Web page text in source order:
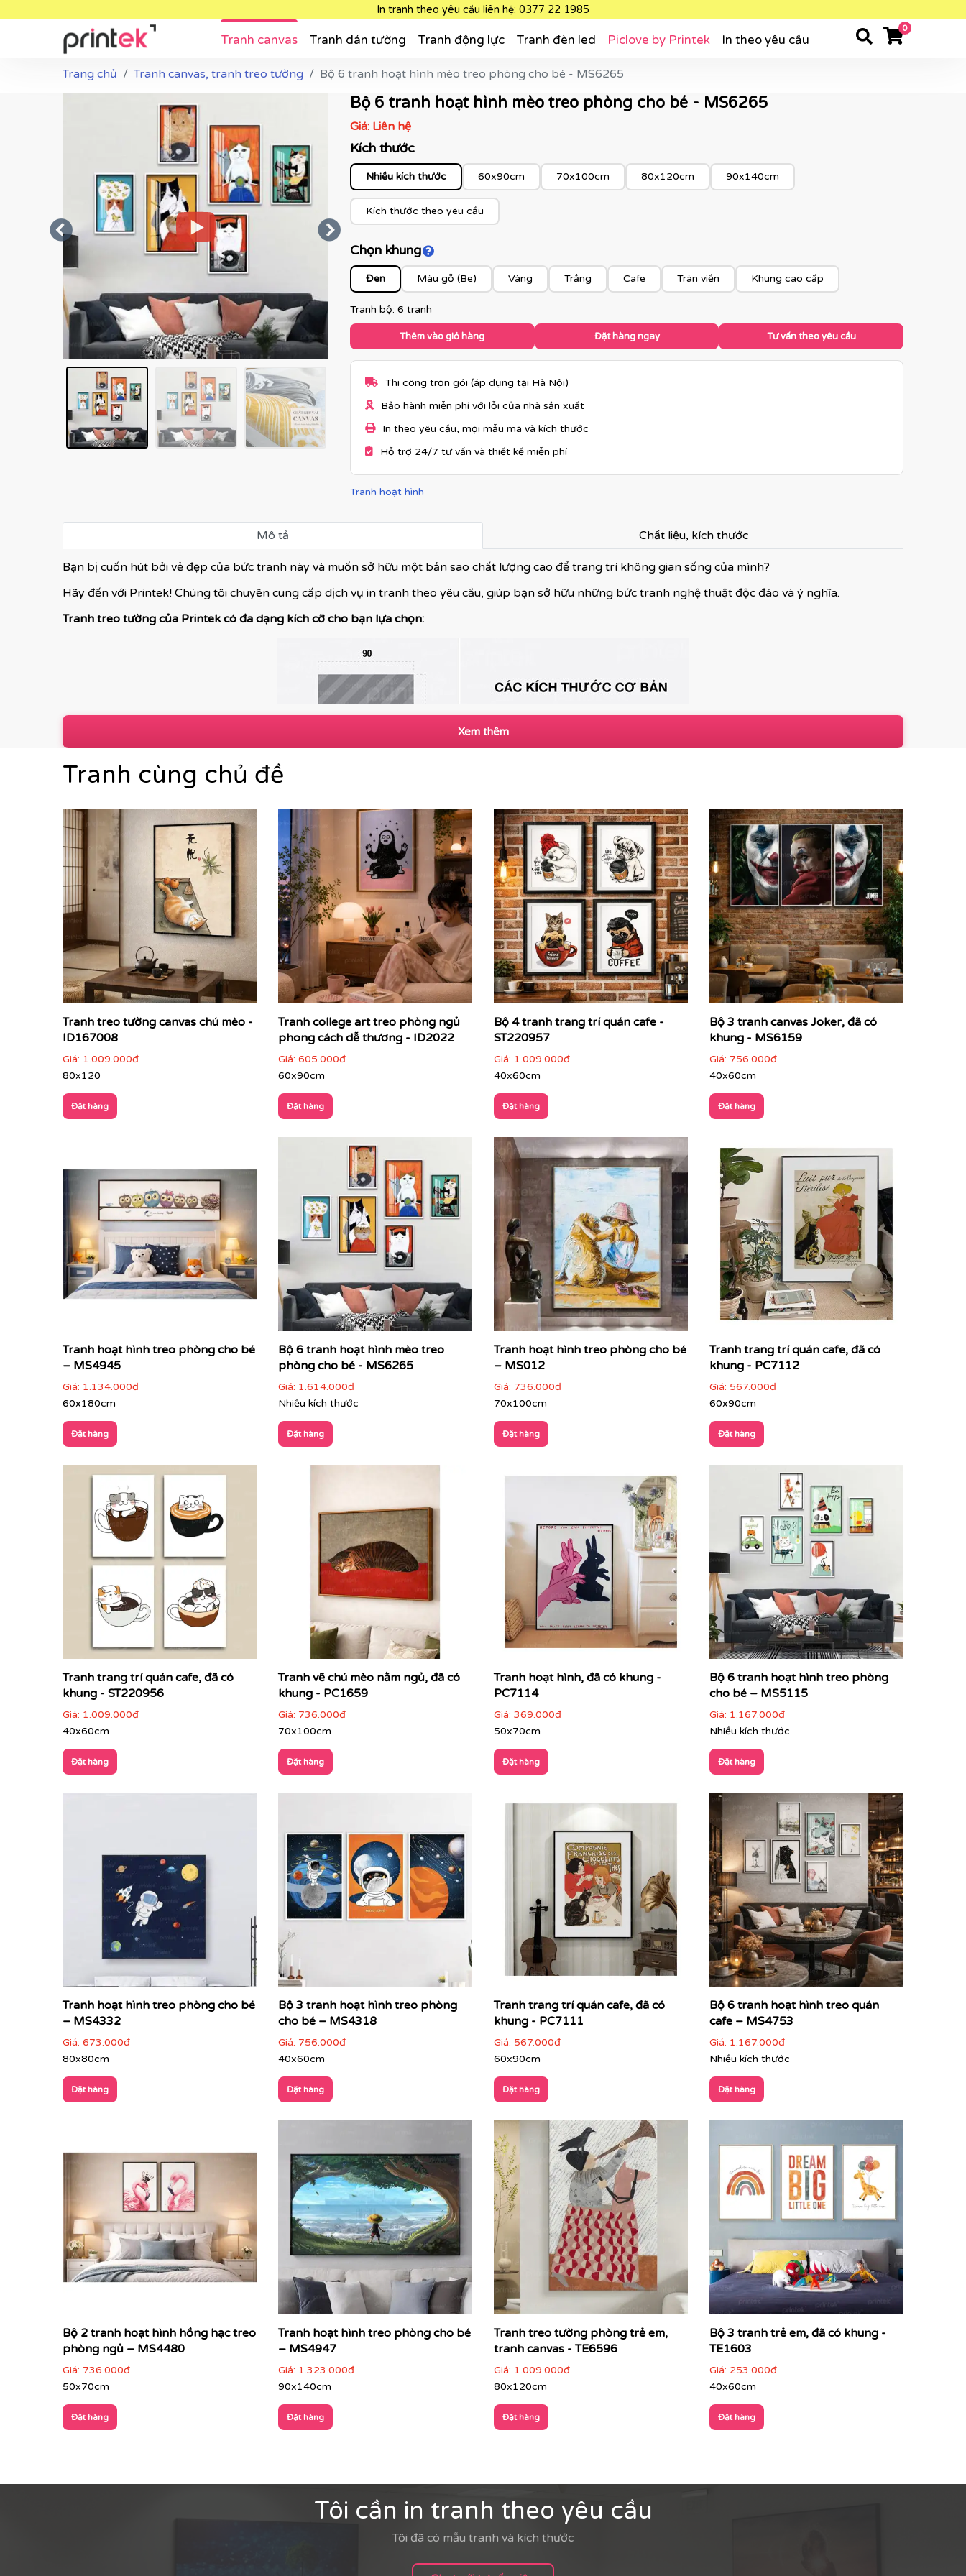
In tranh theo yêu cầu liên hệ: 0377 22 1985
Tranh canvas Tranh dán tường Tranh động lực Tranh đèn led Piclove by Printek In theo yêu cầu
0
Trang chủ Tranh canvas, tranh treo tường Bộ 6 tranh hoạt hình mèo treo phòng cho bé - MS6265
Bộ 6 tranh hoạt hình mèo treo phòng cho bé - MS6265
Giá: Liên hệ
Kích thước
Nhiều kích thước 60x90cm 70x100cm 80x120cm 90x140cm
Kích thước theo yêu cầu
Chọn khungClick để xem màu khung
Đen Màu gỗ (Be) Vàng Trắng Cafe Tràn viền Khung cao cấp
Tranh bộ: 6 tranh
Thêm vào giỏ hàng Đặt hàng ngay Tư vấn theo yêu cầu
Thi công trọn gói (áp dụng tại Hà Nội)
Bảo hành miễn phí với lỗi của nhà sản xuất
In theo yêu cầu, mọi mẫu mã và kích thước
Hỗ trợ 24/7 tư vấn và thiết kế miễn phí
Tranh hoạt hình
Mô tả Chất liệu, kích thước
Bạn bị cuốn hút bởi vẻ đẹp của bức tranh này và muốn sở hữu một bản sao chất lượng cao để trang trí không gian sống của mình?
Hãy đến với Printek! Chúng tôi chuyên cung cấp dịch vụ in tranh theo yêu cầu, giúp bạn sở hữu những bức tranh nghệ thuật độc đáo và ý nghĩa.
Tranh treo tường của Printek có đa dạng kích cỡ cho bạn lựa chọn:
Xem thêm
Tranh cùng chủ đề
Tranh treo tường canvas chú mèo -
ID167008
Giá: 1.009.000đ
80x120
Đặt hàng
Tranh college art treo phòng ngủ
phong cách dễ thương - ID2022
Giá: 605.000đ
60x90cm
Đặt hàng
Bộ 4 tranh trang trí quán cafe -
ST220957
Giá: 1.009.000đ
40x60cm
Đặt hàng
Bộ 3 tranh canvas Joker, đã có
khung - MS6159
Giá: 756.000đ
40x60cm
Đặt hàng
Tranh hoạt hình treo phòng cho bé
– MS4945
Giá: 1.134.000đ
60x180cm
Đặt hàng
Bộ 6 tranh hoạt hình mèo treo
phòng cho bé - MS6265
Giá: 1.614.000đ
Nhiều kích thước
Đặt hàng
Tranh hoạt hình treo phòng cho bé
– MS012
Giá: 736.000đ
70x100cm
Đặt hàng
Tranh trang trí quán cafe, đã có
khung - PC7112
Giá: 567.000đ
60x90cm
Đặt hàng
Tranh trang trí quán cafe, đã có
khung - ST220956
Giá: 1.009.000đ
40x60cm
Đặt hàng
Tranh vẽ chú mèo nằm ngủ, đã có
khung - PC1659
Giá: 736.000đ
70x100cm
Đặt hàng
Tranh hoạt hình, đã có khung -
PC7114
Giá: 369.000đ
50x70cm
Đặt hàng
Bộ 6 tranh hoạt hình treo phòng
cho bé – MS5115
Giá: 1.167.000đ
Nhiều kích thước
Đặt hàng
Tranh hoạt hình treo phòng cho bé
– MS4332
Giá: 673.000đ
80x80cm
Đặt hàng
Bộ 3 tranh hoạt hình treo phòng
cho bé – MS4318
Giá: 756.000đ
40x60cm
Đặt hàng
Tranh trang trí quán cafe, đã có
khung - PC7111
Giá: 567.000đ
60x90cm
Đặt hàng
Bộ 6 tranh hoạt hình treo quán
cafe – MS4753
Giá: 1.167.000đ
Nhiều kích thước
Đặt hàng
Bộ 2 tranh hoạt hình hồng hạc treo
phòng ngủ – MS4480
Giá: 736.000đ
50x70cm
Đặt hàng
Tranh hoạt hình treo phòng cho bé
– MS4947
Giá: 1.323.000đ
90x140cm
Đặt hàng
Tranh treo tường phòng trẻ em,
tranh canvas - TE6596
Giá: 1.009.000đ
80x120cm
Đặt hàng
Bộ 3 tranh trẻ em, đã có khung -
TE1603
Giá: 253.000đ
40x60cm
Đặt hàng
Tôi cần in tranh theo yêu cầu
Tôi đã có mẫu tranh và kích thước